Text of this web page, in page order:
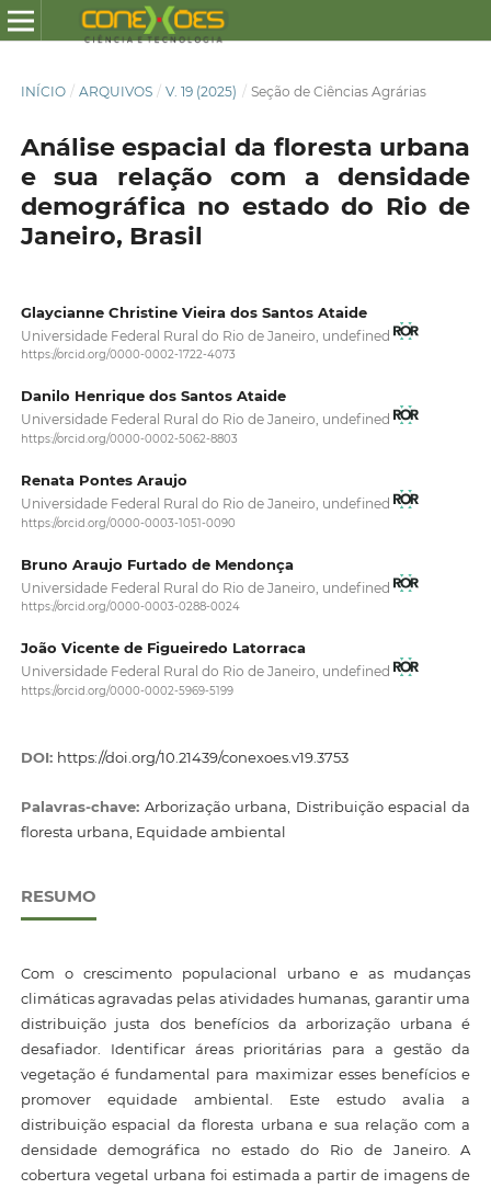
INÍCIO / ARQUIVOS / V. 19 (2025) / Seção de Ciências Agrárias
Análise espacial da floresta urbana
e sua relação com a densidade
demográfica no estado do Rio de
Janeiro, Brasil
Glaycianne Christine Vieira dos Santos Ataide
Universidade Federal Rural do Rio de Janeiro, undefined
https://orcid.org/0000-0002-1722-4073
Danilo Henrique dos Santos Ataide
Universidade Federal Rural do Rio de Janeiro, undefined
https://orcid.org/0000-0002-5062-8803
Renata Pontes Araujo
Universidade Federal Rural do Rio de Janeiro, undefined
https://orcid.org/0000-0003-1051-0090
Bruno Araujo Furtado de Mendonça
Universidade Federal Rural do Rio de Janeiro, undefined
https://orcid.org/0000-0003-0288-0024
João Vicente de Figueiredo Latorraca
Universidade Federal Rural do Rio de Janeiro, undefined
https://orcid.org/0000-0002-5969-5199
DOI: https://doi.org/10.21439/conexoes.v19.3753
Palavras-chave: Arborização urbana, Distribuição espacial da
floresta urbana, Equidade ambiental
RESUMO
Com o crescimento populacional urbano e as mudanças
climáticas agravadas pelas atividades humanas, garantir uma
distribuição justa dos benefícios da arborização urbana é
desafiador. Identificar áreas prioritárias para a gestão da
vegetação é fundamental para maximizar esses benefícios e
promover equidade ambiental. Este estudo avalia a
distribuição espacial da floresta urbana e sua relação com a
densidade demográfica no estado do Rio de Janeiro. A
cobertura vegetal urbana foi estimada a partir de imagens de